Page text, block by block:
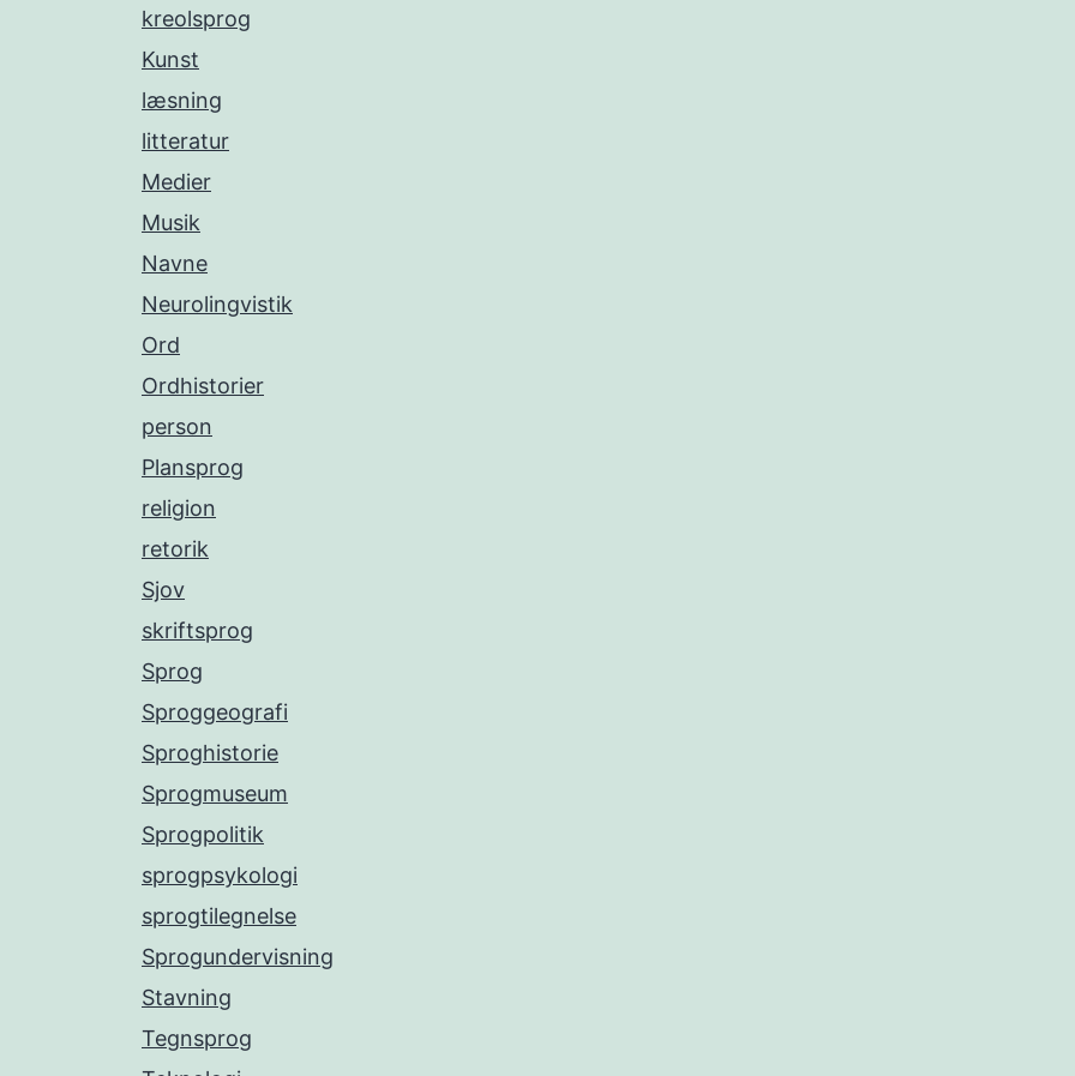
kreolsprog
Kunst
læsning
litteratur
Medier
Musik
Navne
Neurolingvistik
Ord
Ordhistorier
person
Plansprog
religion
retorik
Sjov
skriftsprog
Sprog
Sproggeografi
Sproghistorie
Sprogmuseum
Sprogpolitik
sprogpsykologi
sprogtilegnelse
Sprogundervisning
Stavning
Tegnsprog